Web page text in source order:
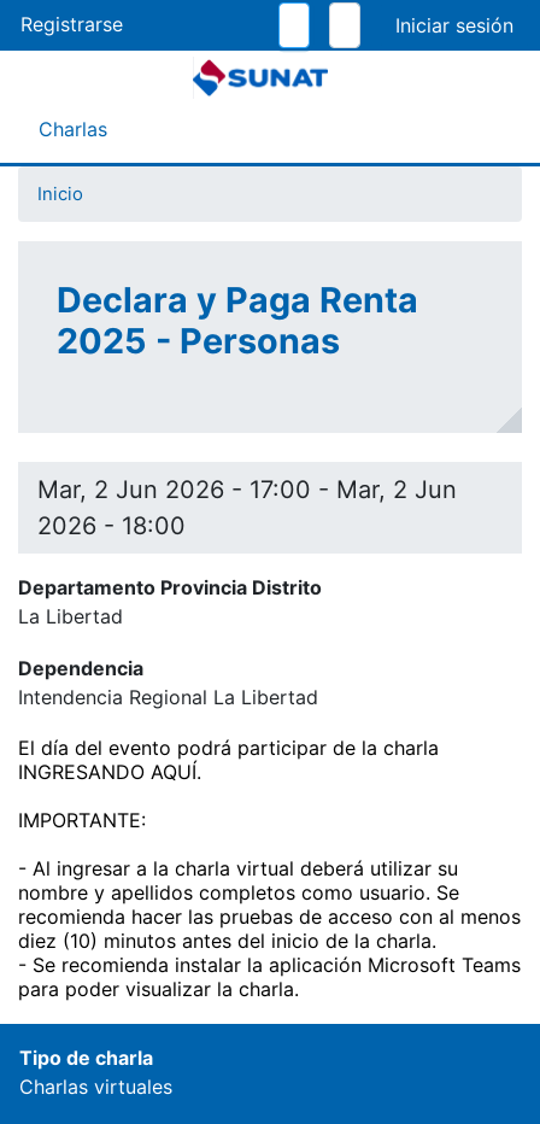
al
contenido
Registrarse
Menú Asistente
Charlas
Inicio
Declara y Paga Renta
2025 - Personas
Mar, 2 Jun 2026 - 17:00 - Mar, 2 Jun
2026 - 18:00
Departamento Provincia Distrito
La Libertad
Dependencia
Intendencia Regional La Libertad
El día del evento podrá participar de la charla
INGRESANDO AQUÍ.
IMPORTANTE:
- Al ingresar a la charla virtual deberá utilizar su
nombre y apellidos completos como usuario. Se
recomienda hacer las pruebas de acceso con al menos
diez (10) minutos antes del inicio de la charla.
- Se recomienda instalar la aplicación Microsoft Teams
para poder visualizar la charla.
Tipo de charla
Charlas virtuales